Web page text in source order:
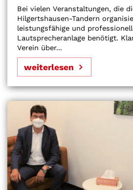
Bei vielen Veranstaltungen, die
Hilgertshausen-Tandern
leistungsfähige und
Lautsprecheranlage benötigt.
Verein über...
weiterlesen